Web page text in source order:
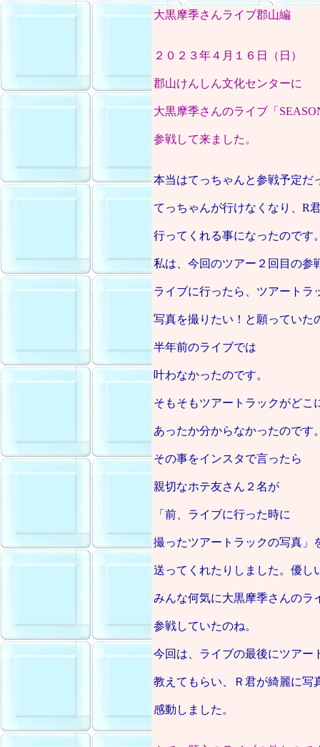
大黒摩季さんライブ郡山編
２０２３年４月１６日（日）
郡山けんしん文化センターに
大黒摩季さんのライブ「
参戦して来ました。
本当はてっちゃんと参戦予定だ
てっちゃんが行けなくなり、R
行ってくれる事になったのです
私は、今回のツアー２回目の参
ライブに行ったら、ツアートラ
写真を撮りたい！と願っていた
半年前のライブでは
叶わなかったのです。
そもそもツアートラックがどこ
あったか分からなかったのです
その事をインスタで言ったら
親切なホテ友さん２名が
「前、ライブに行った時に
撮ったツアートラックの写真」
送ってくれたりしました。優し
みんな何気に大黒摩季さんのラ
参戦していたのね。
今回は、ライブの最後にツアー
教えてもらい、Ｒ君が綺麗に写
感動しました。